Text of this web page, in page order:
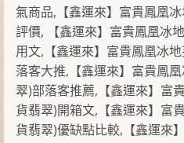
氣商品,【鑫運來】富貴鳳凰
評價, 【鑫運來】富貴鳳凰冰
用文,【鑫運來】富貴鳳凰冰
落客大推,【鑫運來】富貴鳳
翠)部落客推薦,【鑫運來】富
貨翡翠)開箱文,【鑫運來】富
貨翡翠)優缺點比較,【鑫運來